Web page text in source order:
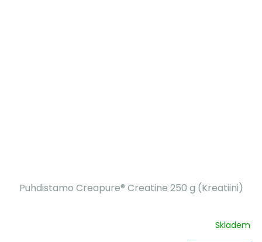
Puhdistamo Creapure® Creatine 250 g (Kreatiini)
Skladem